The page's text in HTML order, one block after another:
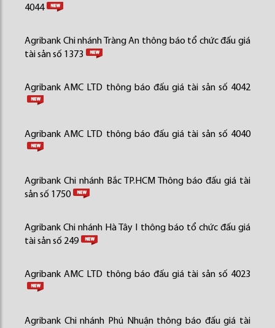
4044
Agribank Chi nhánh Tràng An thông báo tổ chức đấu giá
tài sản số 1373
Agribank AMC LTD thông báo đấu giá tài sản số 4042
Agribank AMC LTD thông báo đấu giá tài sản số 4040
Agribank Chi nhánh Bắc TP.HCM Thông báo đấu giá tài
sản số 1750
Agribank Chi nhánh Hà Tây I thông báo tổ chức đấu giá
tài sản số 249
Agribank AMC LTD thông báo đấu giá tài sản số 4023
Agribank Chi nhánh Phú Nhuận thông báo đấu giá tài